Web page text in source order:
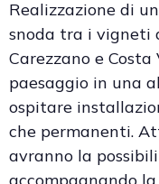
Realizzazione di
snoda tra i vigneti
Carezzano e
paesaggio in una
ospitare
che permanenti.
avranno la